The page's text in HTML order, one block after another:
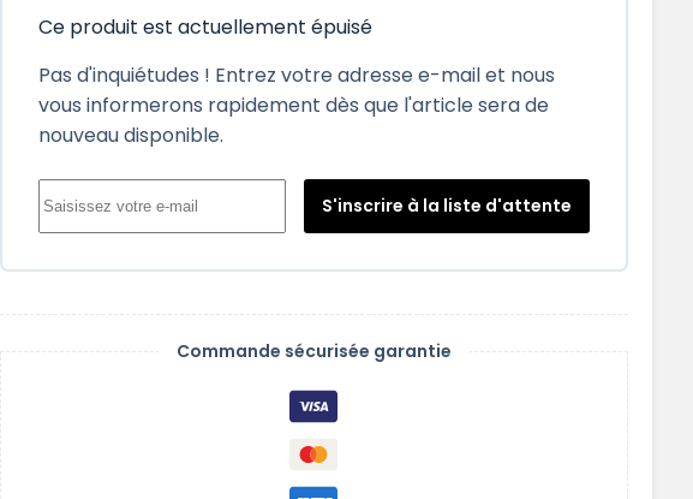
Ce produit est actuellement épuisé
Pas d'inquiétudes ! Entrez votre adresse e-mail et nous
vous informerons rapidement dès que l'article sera de
nouveau disponible.
S'inscrire à la liste d'attente
Commande sécurisée garantie